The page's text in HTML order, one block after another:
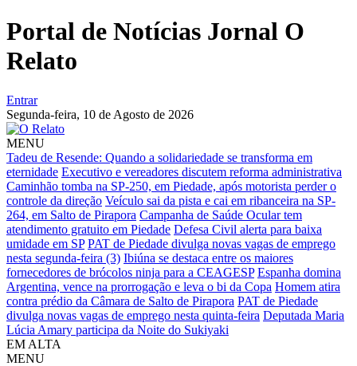
Portal de Notícias Jornal O
Relato
Entrar
Segunda-feira, 10 de Agosto de 2026
MENU
Tadeu de Resende: Quando a solidariedade se transforma em
eternidade Executivo e vereadores discutem reforma administrativa
Caminhão tomba na SP-250, em Piedade, após motorista perder o
controle da direção Veículo sai da pista e cai em ribanceira na SP-
264, em Salto de Pirapora Campanha de Saúde Ocular tem
atendimento gratuito em Piedade Defesa Civil alerta para baixa
umidade em SP PAT de Piedade divulga novas vagas de emprego
nesta segunda-feira (3) Ibiúna se destaca entre os maiores
fornecedores de brócolos ninja para a CEAGESP Espanha domina
Argentina, vence na prorrogação e leva o bi da Copa Homem atira
contra prédio da Câmara de Salto de Pirapora PAT de Piedade
divulga novas vagas de emprego nesta quinta-feira Deputada Maria
Lúcia Amary participa da Noite do Sukiyaki
EM ALTA
MENU